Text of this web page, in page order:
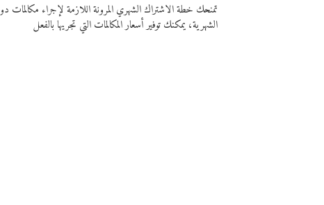
تمنحك خطة الاشتراك الشهري المرونة اللازمة لإجراء
الشهرية، يمكنك توفير أسعار المكالمات التي تجريها بالفعل